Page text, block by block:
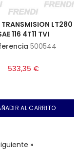
TRANSMISION LT280
116 4T11 TVI
500544
533,35 €
AL CARRITO
»